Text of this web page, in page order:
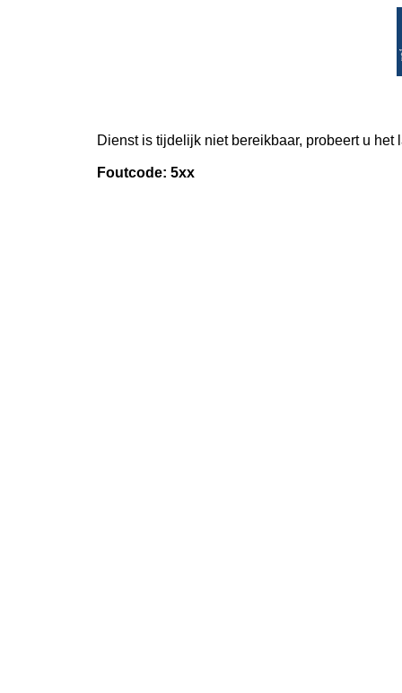
Dienst is tijdelijk niet bereikbaar, probeert u het
Foutcode: 5xx